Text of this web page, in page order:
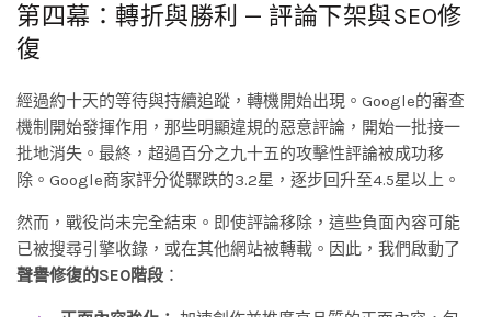
第四幕：轉折與勝利 — 評論下架與SEO修
復
經過約十天的等待與持續追蹤，轉機開始出現。Google的審查
機制開始發揮作用，那些明顯違規的惡意評論，開始一批接一
批地消失。最終，超過百分之九十五的攻擊性評論被成功移
除。Google商家評分從驟跌的3.2星，逐步回升至4.5星以上。
然而，戰役尚未完全結束。即使評論移除，這些負面內容可能
已被搜尋引擎收錄，或在其他網站被轉載。因此，我們啟動了
聲譽修復的SEO階段 ：